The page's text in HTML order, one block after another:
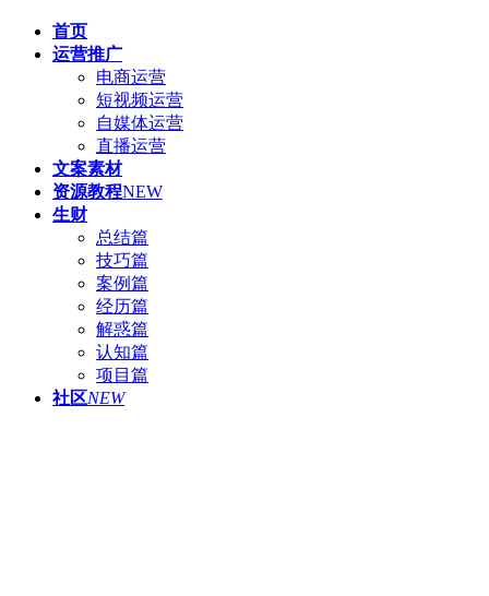
首页
运营推广
电商运营
短视频运营
自媒体运营
直播运营
文案素材
资源教程NEW
生财
总结篇
技巧篇
案例篇
经历篇
解惑篇
认知篇
项目篇
社区NEW